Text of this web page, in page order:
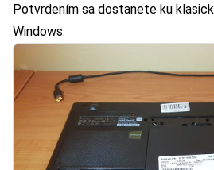
Potvrdením sa dostanete ku
Windows.